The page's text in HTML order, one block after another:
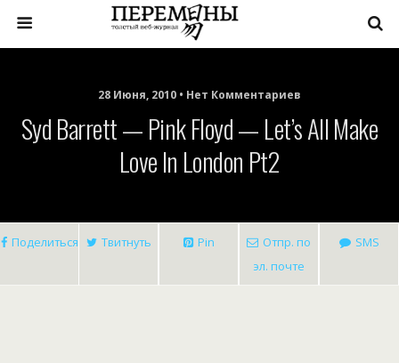
28 Июня, 2010 • Нет Комментариев
Syd Barrett — Pink Floyd — Let’s All Make
Love In London Pt2
Поделиться Твитнуть Pin
Отпр. по
эл. почте
SMS